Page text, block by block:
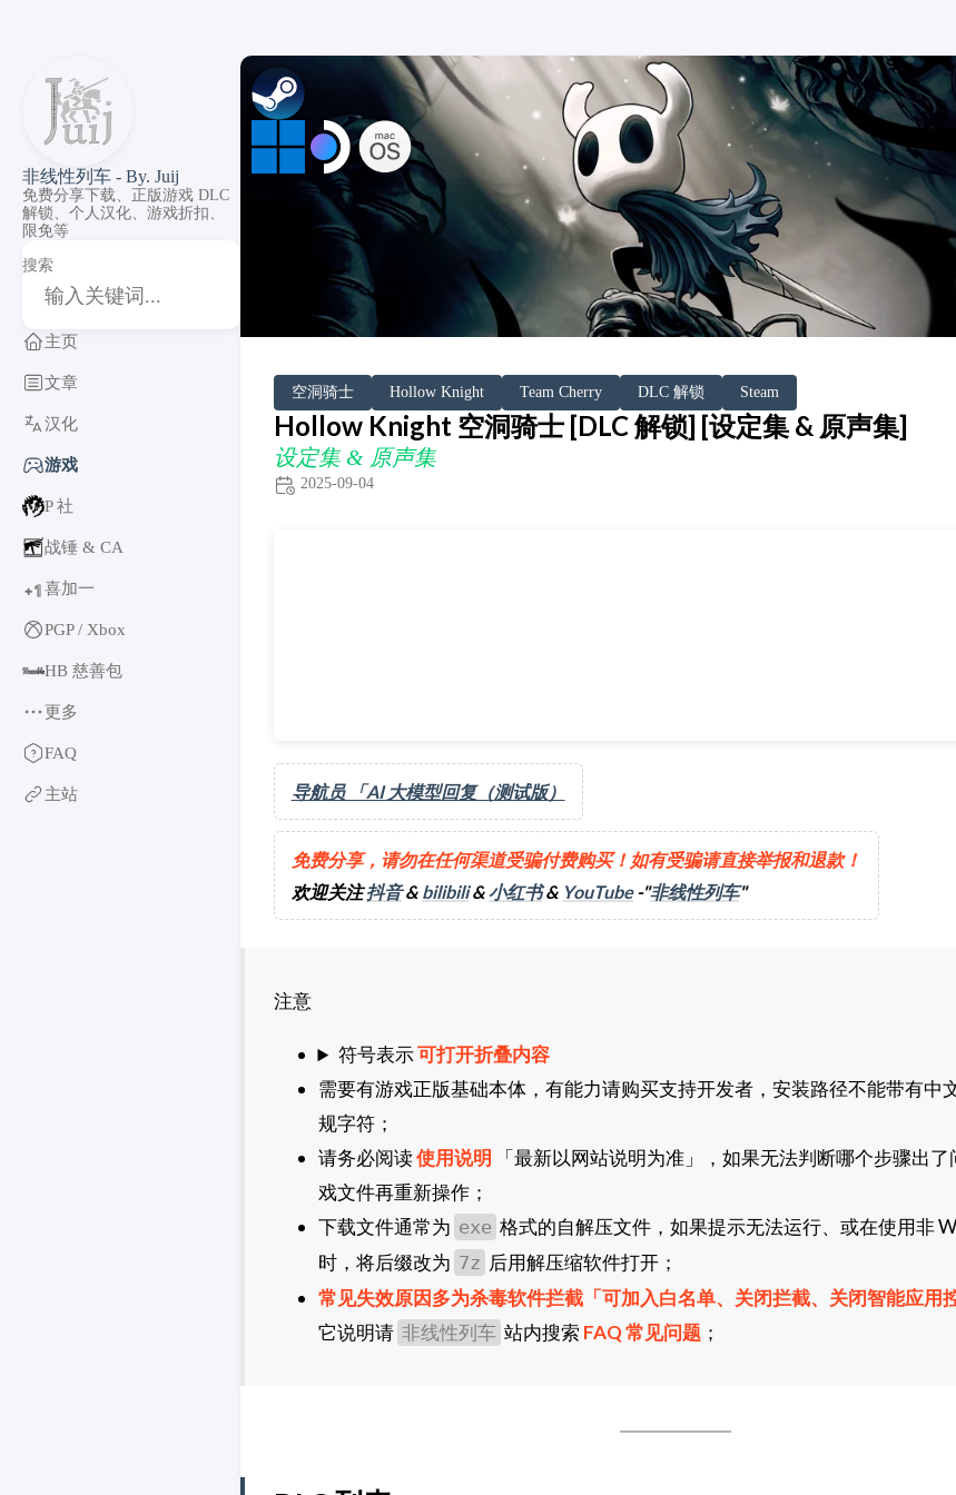
非线性列车 - By. Juij
免费分享下载、正版游戏 DLC
解锁、个人汉化、游戏折扣、
限免等
搜索
主页
文章
汉化
游戏
P 社
战锤 & CA
+1喜加一
PGP / Xbox
HB 慈善包
更多
FAQ
主站
空洞骑士 Hollow Knight Team Cherry DLC 解锁
DLC Unlock
DLC 补丁
DLC Patch Steam
Windows
MacOS
SteamOS
Hollow Knight 空洞骑士 [DLC 解锁] [设定集 & 原声集]
设定集 & 原声集
2025-09-04
导航员 「AI 大模型回复（测试版）
免费分享，请勿在任何渠道受骗付费购买！如有受骗请直接举报和退款！
欢迎关注抖音& bilibili& 小红书& YouTube-"非线性列车"
注意
符号表示可打开折叠内容
需要有游戏正版基础本体，有能力请购买支持开发者，安装路径不能带有中
规字符；
请务必阅读使用说明
「最新以网站说明为准」，如果无法判断哪个步骤出
戏文件再重新操作；
下载文件通常为 exe 格式的自解压文件，如果提示无法运行、或在使用非
时，将后缀改为 7z 后用解压缩软件打开；
常见失效原因多为杀毒软件拦截「可加入白名单、关闭拦截、关闭智能应用
它说明请 非线性列车 站内搜索 FAQ 常见问题；